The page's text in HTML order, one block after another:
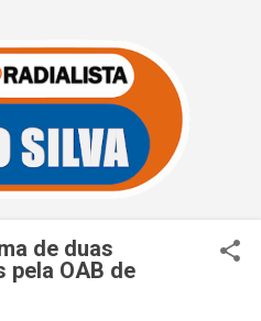
de duas
OAB de